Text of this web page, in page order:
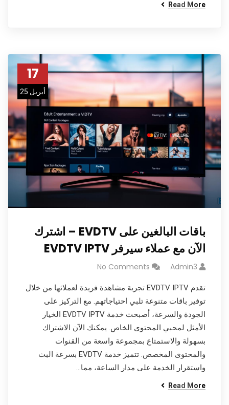
Read More
17
أبريل 25
باقات البالغين على EVDTV – اشترك
الآن مع عملاء سيرفر EVDTV IPTV
Admin3
No Comments
تقدم EVDTV IPTV تجربة مشاهدة فريدة لعملائها من خلال
توفير باقات متنوعة تلبي احتياجاتهم. مع التركيز على
الجودة والسرعة، أصبحت خدمة EVDTV IPTV الخيار
الأمثل لمحبي المحتوى الخاص. يمكنك الآن الاشتراك
بسهولة والاستمتاع بمجموعة واسعة من القنوات
والمحتوى المخصص. تتميز خدمة EVDTV بسرعة البث
واستقرار الخدمة على مدار الساعة، مما…
Read More